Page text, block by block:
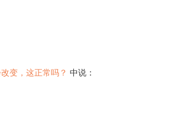
变，这正常吗？ 中说：